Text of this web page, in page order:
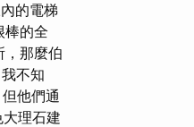
的電梯
棒的全
，那麼伯
不知
他們通
理石建